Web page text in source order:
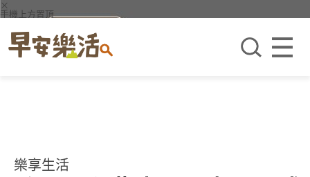
×
手機上方置頂
樂享生活